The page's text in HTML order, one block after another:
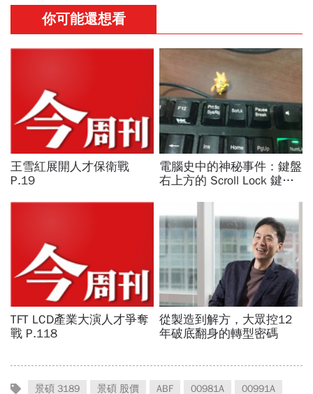
景碩 3189 景碩 股價 ABF 00981A
00991A